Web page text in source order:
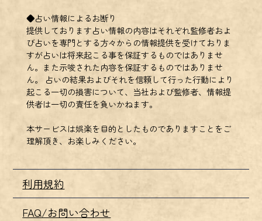
◆占い情報によるお断り
提供しております占い情報の内容はそれぞれ監修者およ
び占いを専門とする方々からの情報提供を受けておりま
すが占いは将来起こる事を保証するものではありませ
ん。また示唆された内容を保証するものではありませ
ん。 占いの結果およびそれを信頼して行った行動により
起こる一切の損害について、当社および監修者、情報提
供者は一切の責任を負いかねます。
本サービスは娯楽を目的としたものでありますことをご
理解頂き、お楽しみください。
利用規約
FAQ/お問い合わせ